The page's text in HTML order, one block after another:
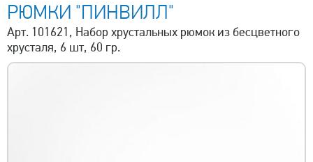
РЮМКИ "ПИНВИЛЛ"
Арт. 101621, Набор хрустальных рюмок из бесцветного
хрусталя, 6 шт, 60 гр.